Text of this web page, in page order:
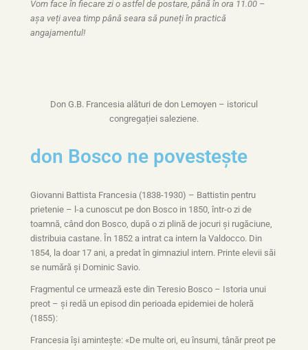
Vom face în fiecare zi o astfel de postare, până în ora 11.00 –
așa veți avea timp până seara să puneți în practică
angajamentul!
Don G.B. Francesia alături de don Lemoyen – istoricul
congregației saleziene.
don Bosco ne povestește
Giovanni Battista Francesia (1838-1930) – Battistin pentru
prietenie – l-a cunoscut pe don Bosco in 1850, într-o zi de
toamnă, când don Bosco, după o zi plină de jocuri și rugăciune,
distribuia castane. În 1852 a intrat ca intern la Valdocco. Din
1854, la doar 17 ani, a predat în gimnaziul intern. Printe elevii săi
se numără și Dominic Savio.
Fragmentul ce urmează este din Teresio Bosco – Istoria unui
preot – și redă un episod din perioada epidemiei de holeră
(1855):
Francesia îşi aminteşte: «De multe ori, eu însumi, tânăr preot pe